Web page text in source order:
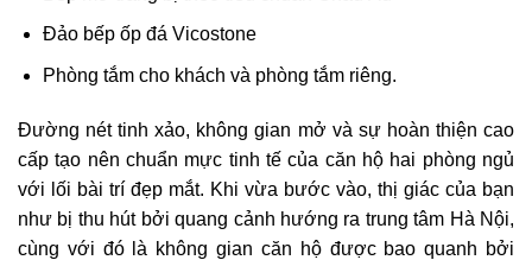
Đảo bếp ốp đá Vicostone
Phòng tắm cho khách và phòng tắm riêng.
Đường nét tinh xảo, không gian mở và sự hoàn thiện cao
cấp tạo nên chuẩn mực tinh tế của căn hộ hai phòng ngủ
với lối bài trí đẹp mắt. Khi vừa bước vào, thị giác của bạn
như bị thu hút bởi quang cảnh hướng ra trung tâm Hà Nội,
cùng với đó là không gian căn hộ được bao quanh bởi